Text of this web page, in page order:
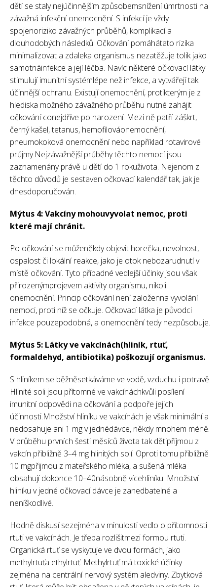
dětí se staly nejúčinnějším způsobemsnížení úmrtnosti na
závažná infekční onemocnění. S infekcí je vždy
spojenoriziko závažných průběhů, komplikací a
dlouhodobých následků. Očkování pomáhátato rizika
minimalizovat a zdaleka organismus nezatěžuje tolik jako
samotnáinfekce a její léčba. Navíc některé očkovací látky
stimulují imunitní systémlépe než infekce, a vytvářejí tak
účinnější ochranu. Existují onemocnění, protikterým je z
hlediska možného závažného průběhu nutné zahájit
očkování conejdříve po narození. Mezi ně patří záškrt,
černý kašel, tetanus, hemofilováonemocnění,
pneumokoková onemocnění nebo například rotavirové
průjmy.Nejzávažnější průběhy těchto nemocí jsou
zaznamenány právě u dětí do 1 rokuživota. Nejenom z
těchto důvodů je sestaven očkovací kalendář tak, jak je
dnesdoporučován.
Mýtus 4: Vakcíny mohouvyvolat nemoc, proti
které mají chránit.
Po očkování se můženěkdy objevit horečka, nevolnost,
ospalost či lokální reakce, jako je otok nebozarudnutí v
místě očkování. Tyto případné vedlejší účinky jsou však
přirozenýmprojevem aktivity organismu, nikoli
onemocnění. Princip očkování není založenna vyvolání
nemoci, proti níž se očkuje. Očkovací látka je původci
infekce pouzepodobná, a onemocnění tedy nezpůsobuje.
Mýtus 5: Látky ve vakcínách(hliník, rtuť,
formaldehyd, antibiotika) poškozují organismus.
S hliníkem se běžněsetkáváme ve vodě, vzduchu i potravě.
Hlinité soli jsou přítomné ve vakcínáchkvůli posílení
imunitní odpovědi na očkování a podpoře jejich
účinnosti.Množství hliníku ve vakcínách je však minimální a
nedosahuje ani 1 mg v jednédávce, někdy mnohem méně.
V průběhu prvních šesti měsíců života tak dětipřijmou z
vakcín přibližně 3–4 mg hlinitých solí. Oproti tomu přibližně
10 mgpřijmou z mateřského mléka, a sušená mléka
obsahují dokonce 10–40násobně vícehliníku. Množství
hliníku v jedné očkovací dávce je zanedbatelné a
neníškodlivé.
Hodně diskusí sezejména v minulosti vedlo o přítomnosti
rtuti ve vakcínách. Je třeba rozlišitmezi formou rtuti.
Organická rtuť se vyskytuje ve dvou formách, jako
methylrtuťa ethylrtuť. Methylrtuť má toxické účinky
zejména na centrální nervový systém aledviny. Zbytková